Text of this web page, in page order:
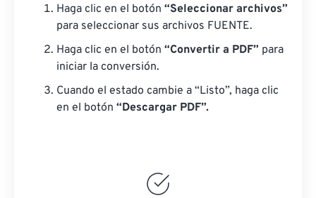
Haga clic en el botón “Seleccionar archivos”
para seleccionar sus archivos FUENTE.
Haga clic en el botón “Convertir a PDF” para
iniciar la conversión.
Cuando el estado cambie a “Listo”, haga clic
en el botón “Descargar PDF”.